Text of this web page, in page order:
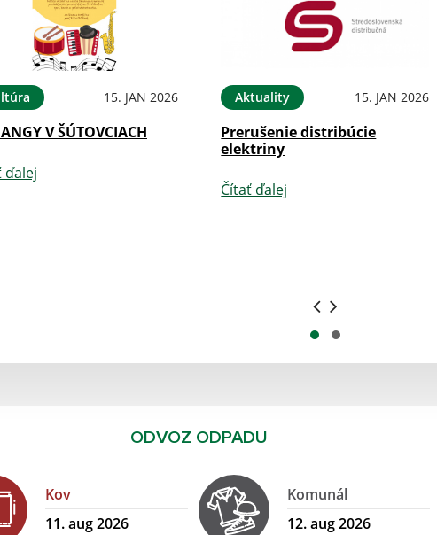
15. JAN 2026
V ŠÚTOVCIACH
ďalej
Aktuality 15. JAN 2026
Prerušenie distribúcie
elektriny
Čítať ďalej
ODVOZ ODPADU
Kov
11. aug 2026
Komunál
12. aug 2026